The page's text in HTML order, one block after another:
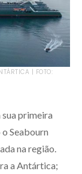
| FOTO:
primeira
Seabourn
na região.
a Antártica;